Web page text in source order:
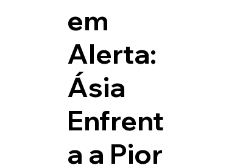
em
Alerta:
Ásia
Enfrent
a a Pior